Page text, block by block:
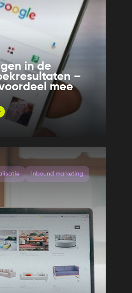
in de
–
mee
Inbound marketing